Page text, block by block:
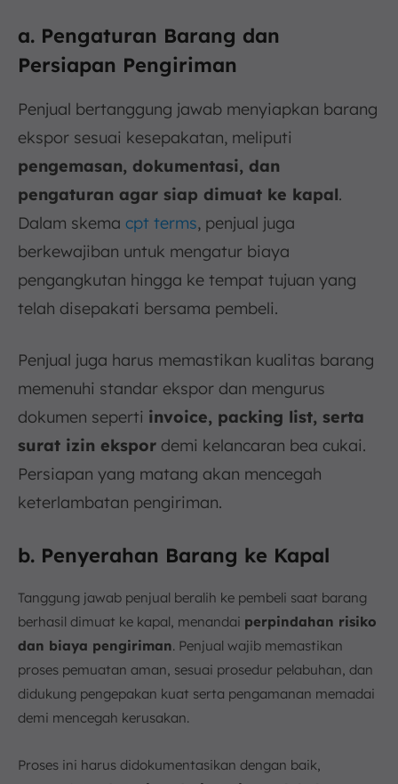
a. Pengaturan Barang dan
Persiapan Pengiriman
Penjual bertanggung jawab menyiapkan barang
ekspor sesuai kesepakatan, meliputi
pengemasan, dokumentasi, dan
pengaturan agar siap dimuat ke kapal.
Dalam skema cpt terms, penjual juga
berkewajiban untuk mengatur biaya
pengangkutan hingga ke tempat tujuan yang
telah disepakati bersama pembeli.
Penjual juga harus memastikan kualitas barang
memenuhi standar ekspor dan mengurus
dokumen seperti invoice, packing list, serta
surat izin ekspor demi kelancaran bea cukai.
Persiapan yang matang akan mencegah
keterlambatan pengiriman.
b. Penyerahan Barang ke Kapal
Tanggung jawab penjual beralih ke pembeli saat barang
berhasil dimuat ke kapal, menandai perpindahan risiko
dan biaya pengiriman. Penjual wajib memastikan
proses pemuatan aman, sesuai prosedur pelabuhan, dan
didukung pengepakan kuat serta pengamanan memadai
demi mencegah kerusakan.
Proses ini harus didokumentasikan dengan baik,